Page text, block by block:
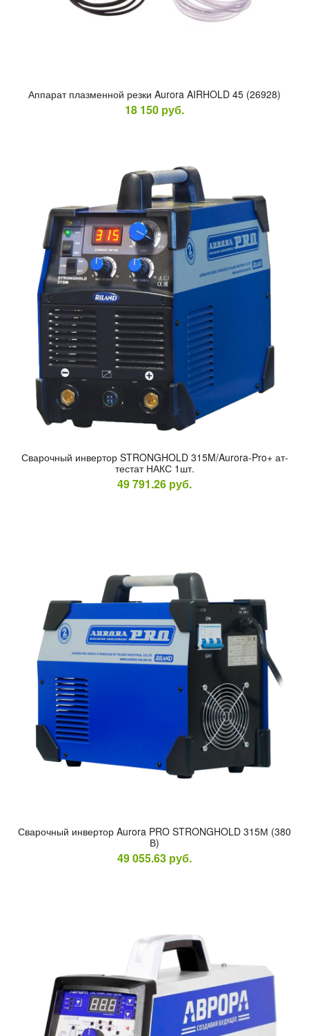
Ап­па­рат плаз­менной рез­ки Aurora AIRHOLD 45 (26928)
18 150 руб.
Сва­роч­ный ин­вертор STRONGHOLD 315M/Aurora-Pro+ ат­
тестат НАКС 1шт.
49 791.26 руб.
Сва­роч­ный ин­вертор Aurora PRO STRONGHOLD 315М (380
В)
49 055.63 руб.